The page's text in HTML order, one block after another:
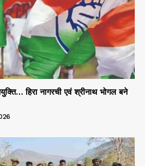
हिरा नागरची एवं श्रीनाथ भोगल बने